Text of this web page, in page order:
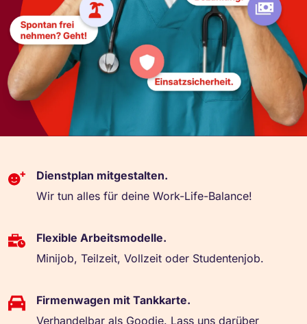
Dienstplan mitgestalten.
Wir tun alles für deine Work-Life-Balance!
Flexible Arbeitsmodelle.
Minijob, Teilzeit, Vollzeit oder Studentenjob.
Firmenwagen mit Tankkarte.
Verhandelbar als Goodie. Lass uns darüber